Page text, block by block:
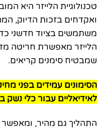
טכנולוגיית הלייזר היא
ואקדחים בזכות הדיוק,
משתמשים בציוד חדשני
הלייזר מאפשרת חריטה
שמבטיח סימנים קריאים.
הסימונים עמידים בפני
לאידיאליים עבור כלי נשק
התהליך גם מהיר, ומאפשר